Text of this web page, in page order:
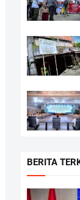
BERITA